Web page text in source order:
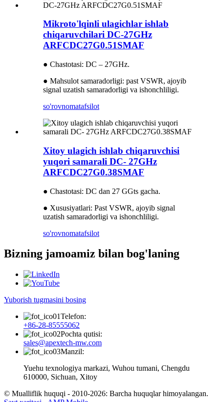
Mikroto'lqinli ulagichlar ishlab
chiqaruvchilari DC-27GHz
ARFCDC27G0.51SMAF
● Chastotasi: DC – 27GHz.
● Mahsulot samaradorligi: past VSWR, ajoyib
signal uzatish samaradorligi va ishonchliligi.
so'rovnomatafsilot
Xitoy ulagich ishlab chiqaruvchisi
yuqori samarali DC- 27GHz
ARFCDC27G0.38SMAF
● Chastotasi: DC dan 27 GGts gacha.
● Xususiyatlari: Past VSWR, ajoyib signal
uzatish samaradorligi va ishonchliligi.
so'rovnomatafsilot
Bizning jamoamiz bilan bog'laning
Yuborish tugmasini bosing
Telefon:
+86-28-85555062
Pochta qutisi:
sales@apextech-mw.com
Manzil:
Yuehu texnologiya markazi, Wuhou tumani, Chengdu
610000, Sichuan, Xitoy
© Mualliflik huquqi - 2010-2026: Barcha huquqlar himoyalangan.